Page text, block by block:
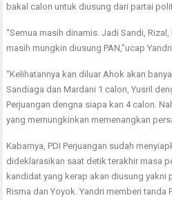
bakal calon untuk diusung dari partai
“Semua masih dinamis. Jadi Sandi,
masih mungkin diusung PAN,”ucap Yandri.
“Kelihatannya kan diluar Ahok akan
Sandiaga dan Mardani 1 calon, Yusril
Perjuangan dengna siapa kan 4 calon.
yang memungkinkan memenangkan
Kabarnya, PDI Perjuangan sudah
dideklarasikan saat detik terakhir masa
kandidat yang kerap akan diusung yakni
Risma dan Yoyok. Yandri memberi tanda